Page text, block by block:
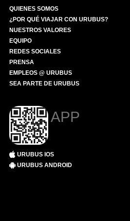
QUIENES SOMOS
¿POR QUÉ VIAJAR CON URUBUS?
NUESTROS VALORES
EQUIPO
REDES SOCIALES
PRENSA
EMPLEOS @ URUBUS
SEA PARTE DE URUBUS
APP
URUBUS IOS
URUBUS ANDROID